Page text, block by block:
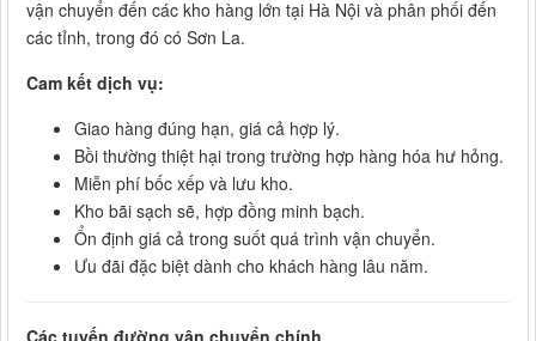
vận chuyển đến các kho hàng lớn tại Hà Nội và phân phối đến
các tỉnh, trong đó có Sơn La.
Cam kết dịch vụ:
Giao hàng đúng hạn, giá cả hợp lý.
Bồi thường thiệt hại trong trường hợp hàng hóa hư hỏng.
Miễn phí bốc xếp và lưu kho.
Kho bãi sạch sẽ, hợp đồng minh bạch.
Ổn định giá cả trong suốt quá trình vận chuyển.
Ưu đãi đặc biệt dành cho khách hàng lâu năm.